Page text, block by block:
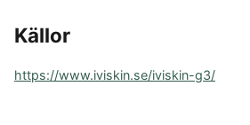
Källor
https://www.iviskin.se/iviskin-g3/